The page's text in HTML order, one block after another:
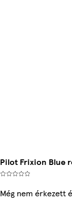
Pilot Frixion Blue
Még nem érkezett